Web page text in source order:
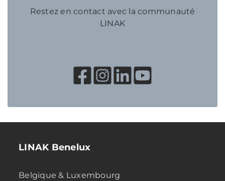
Restez en contact avec la communauté
LINAK
LINAK Benelux
Belgique & Luxembourg